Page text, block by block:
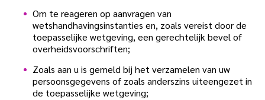
Om te reageren op aanvragen van
wetshandhavingsinstanties en, zoals vereist door de
toepasselijke wetgeving, een gerechtelijk bevel of
overheidsvoorschriften;
Zoals aan u is gemeld bij het verzamelen van uw
persoonsgegevens of zoals anderszins uiteengezet in
de toepasselijke wetgeving;